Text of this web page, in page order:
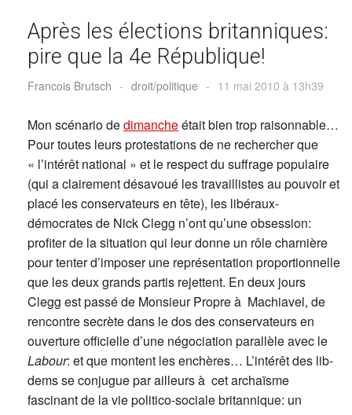
Après les élections britanniques:
pire que la 4e République!
Francois Brutsch - droit/politique - 11 mai 2010 à 13h39
Mon scénario dedimancheétait bien trop raisonnable…
Pour toutes leurs protestations de ne rechercher que
« l’intérêt national » et le respect du suffrage populaire
(qui a clairement désavoué les travaillistes au pouvoir et
placé les conservateurs en tête), les libéraux-
démocrates de Nick Clegg n’ont qu’une obsession:
profiter de la situation qui leur donne un rôle charnière
pour tenter d’imposer une représentation proportionnelle
que les deux grands partis rejettent. En deux jours
Clegg est passé de Monsieur Propre à Machiavel, de
rencontre secrète dans le dos des conservateurs en
ouverture officielle d’une négociation parallèle avec le
Labour: et que montent les enchères… L’intérêt des lib-
dems se conjugue par ailleurs à cet archaïsme
fascinant de la vie politico-sociale britannique: un